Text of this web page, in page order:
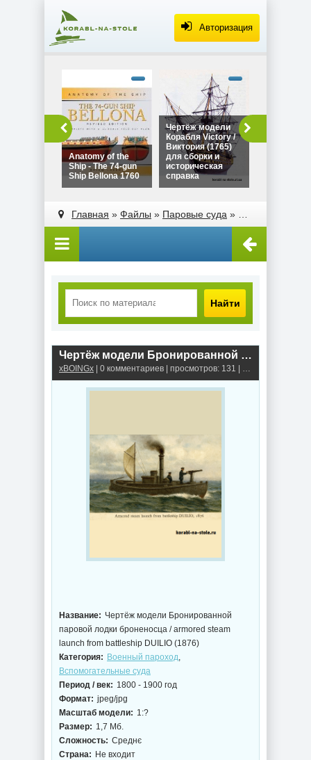
Авторизация
Ship - The 74-gun
Ship Bellona 1760"
height="180">
Anatomy of the
Ship - The 74-gun
Ship Bellona 1760
Виктория (1765)
для сборки и
width="320"
Чертёж модели
Корабля Victory /
Виктория (1765)
для сборки и
историческая
справка
width="320"
Главная » Файлы » Паровые суда »
Найти
Чертёж модели Бронированной паровой лодки броненосца / armored steam launch from battleship DUILIO (1876)
xBOINGx | 0 комментариев | просмотров: 131 | Военный
Название: Чертёж модели Бронированной
паровой лодки броненосца / armored steam
launch from battleship DUILIO (1876)
Категория: Военный пароход,
Вспомогательные суда
Период / век: 1800 - 1900 год
Формат: jpeg/jpg
Масштаб модели: 1:?
Размер: 1,7 Мб.
Сложность: Среднє
Страна: Не входит